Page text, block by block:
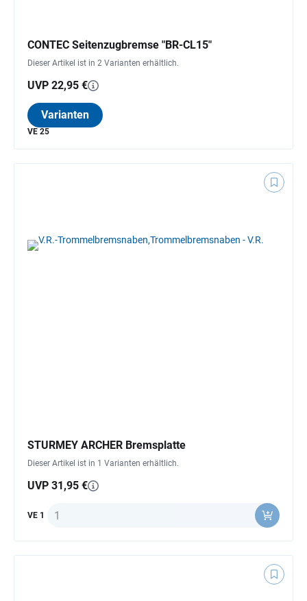
CONTEC Seitenzugbremse "BR-CL15"
Dieser Artikel ist in 2 Varianten erhältlich.
UVP 22,95 €
Varianten
VE 25
STURMEY ARCHER Bremsplatte
Dieser Artikel ist in 1 Varianten erhältlich.
UVP 31,95 €
VE 1 Anzahl